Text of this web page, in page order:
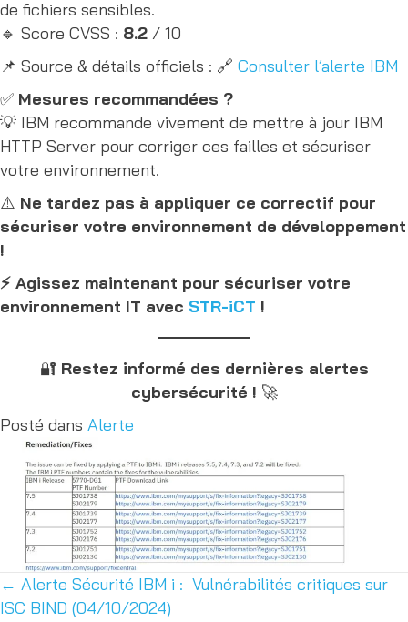
de fichiers sensibles.
🔹 Score CVSS : 8.2 / 10
📌 Source & détails officiels : 🔗 Consulter l’alerte IBM
✅ Mesures recommandées ?
💡 IBM recommande vivement de mettre à jour IBM
HTTP Server pour corriger ces failles et sécuriser
votre environnement.
⚠️ Ne tardez pas à appliquer ce correctif pour
sécuriser votre environnement de développement
!
⚡ Agissez maintenant pour sécuriser votre
environnement IT avec STR-iCT !
🔐 Restez informé des dernières alertes
cybersécurité ! 🚀
Posté dans Alerte
Posts
← Alerte Sécurité IBM i : Vulnérabilités critiques sur
ISC BIND (04/10/2024)